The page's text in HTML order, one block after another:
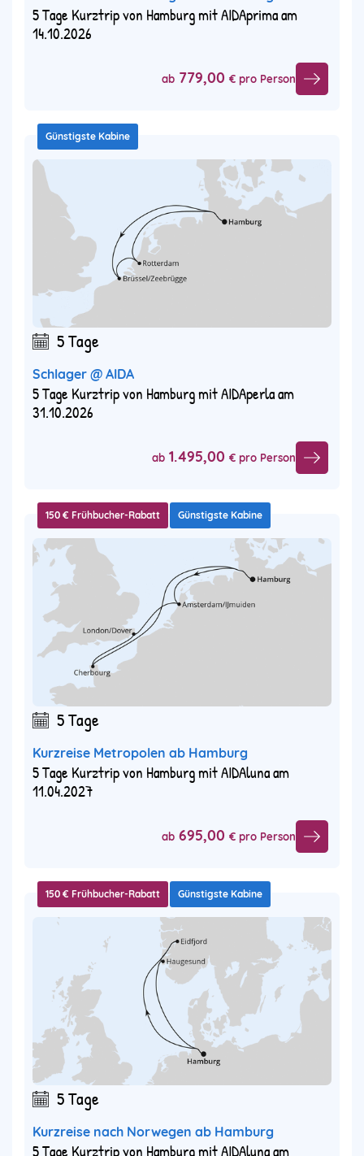
5 Tage Kurztrip von Hamburg mit AIDAprima am
14.10.2026
ab 779,00 € pro Person
Günstigste Kabine
5 Tage
Schlager @ AIDA
5 Tage Kurztrip von Hamburg mit AIDAperla am
31.10.2026
ab 1.495,00 € pro Person
150 € Frühbucher-Rabatt Günstigste Kabine
5 Tage
Kurzreise Metropolen ab Hamburg
5 Tage Kurztrip von Hamburg mit AIDAluna am
11.04.2027
ab 695,00 € pro Person
150 € Frühbucher-Rabatt Günstigste Kabine
5 Tage
Kurzreise nach Norwegen ab Hamburg
5 Tage Kurztrip von Hamburg mit AIDAluna am